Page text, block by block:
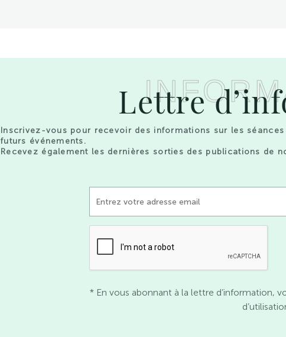
Lettre
Inscrivez-vous pour recevoir des informations sur les
futurs événements.
Recevez également les dernières sorties des publications de
* En vous abonnant à la lettre d’information,